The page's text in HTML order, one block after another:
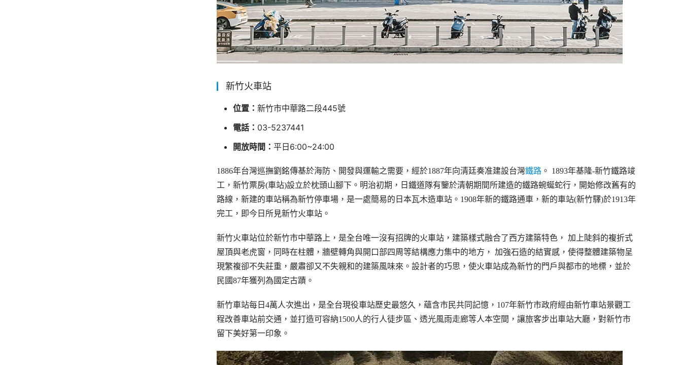
新竹火車站
位置： 新竹市中華路二段445號
電話： 03-5237441
開放時間： 平日6:00~24:00
1886年台灣巡撫劉銘傳基於海防、開發與運輸之需要，經於1887年向清廷奏准建設台灣鐵路 。 1893年基隆-新竹鐵路竣
工，新竹票房(車站)設立於枕頭山腳下。明治初期，日鐵道隊有鑒於清朝期間所建造的鐵路蜿蜒蛇行，開始修改舊有的
路線，新建的車站稱為新竹停車場，是一處簡易的日本瓦木造車站。1908年新的鐵路通車，新的車站(新竹驛)於1913年
完工，即今日所見新竹火車站。
新竹火車站位於新竹市中華路上，是全台唯一沒有招牌的火車站，建築樣式融合了西方建築特色， 加上陡斜的複折式
屋頂與老虎窗，同時在柱體，牆壁轉角與開口部四周等結構應力集中的地方， 加強石造的結實感，使得整體建築物呈
現繁複卻不失莊重，嚴肅卻又不失親和的建築風味來。設計者的巧思，使火車站成為新竹的門戶與都市的地標，並於
民國87年獲列為國定古蹟。
新竹車站每日 4萬人次進出，是全台現役車站歷史最悠久，蘊含市民共同記憶， 107年新竹市政府經由新竹車站景觀工
程改善車站前交通，並打造可容納1500人的行人徒步區、透光風雨走廊等人本空間，讓旅客步出車站大廳，對新竹市
留下美好第一印象。